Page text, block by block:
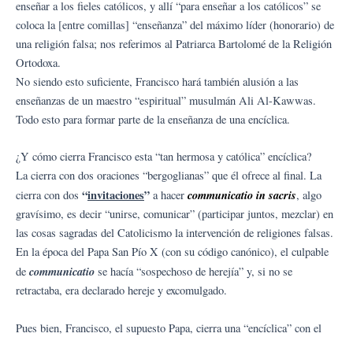
enseñar a los fieles católicos, y allí “para enseñar a los católicos” se
coloca la [entre comillas] “enseñanza” del máximo líder (honorario) de
una religión falsa; nos referimos al Patriarca Bartolomé de la Religión
Ortodoxa.
No siendo esto suficiente, Francisco hará también alusión a las
enseñanzas de un maestro “espiritual” musulmán Ali Al-Kawwas.
Todo esto para formar parte de la enseñanza de una encíclica.
¿Y cómo cierra Francisco esta “tan hermosa y católica” encíclica?
La cierra con dos oraciones “bergoglianas” que él ofrece al final. La
cierra con dos “invitaciones” a hacer communicatio in sacris, algo
gravísimo, es decir “unirse, comunicar” (participar juntos, mezclar) en
las cosas sagradas del Catolicismo la intervención de religiones falsas.
En la época del Papa San Pío X (con su código canónico), el culpable
de communicatio se hacía “sospechoso de herejía” y, si no se
retractaba, era declarado hereje y excomulgado.
Pues bien, Francisco, el supuesto Papa, cierra una “encíclica” con el